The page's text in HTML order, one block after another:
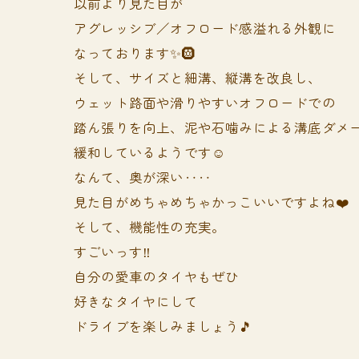
アグレッシブ／オフロード感溢れる外観に
なっております✨🛞
そして、サイズと細溝、縦溝を改良し、
ウェット路面や滑りやすいオフロードでの
踏ん張りを向上、泥や石噛みによる溝底ダメ
緩和しているようです☺️
なんて、奥が深い‥‥
見た目がめちゃめちゃかっこいいですよね❤️
そして、機能性の充実。
すごいっす‼️
自分の愛車のタイヤもぜひ
好きなタイヤにして
ドライブを楽しみましょう🎵